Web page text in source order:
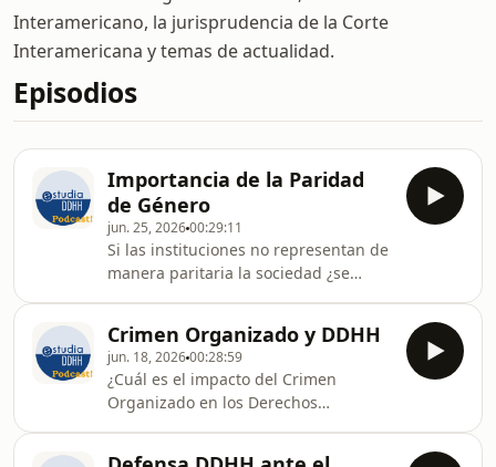
Interamericano, la jurisprudencia de la Corte
Interamericana y temas de actualidad.
Episodios
Importancia de la Paridad
de Género
jun. 25, 202600:29:11
Si las instituciones no representan de
manera paritaria la sociedad ¿se
Leoni.Claudia Martín es Co-Directora
de la Academia de Derechos
Humanos y Derecho Internacional
Humanitario y Profesora Residente en
American University Washington
College of Law.Maria Noel Leoni Zardo
Crimen Organizado y DDHH
jun. 18, 202600:28:59
¿Cuál es el impacto del Crimen
Organizado en los Derechos